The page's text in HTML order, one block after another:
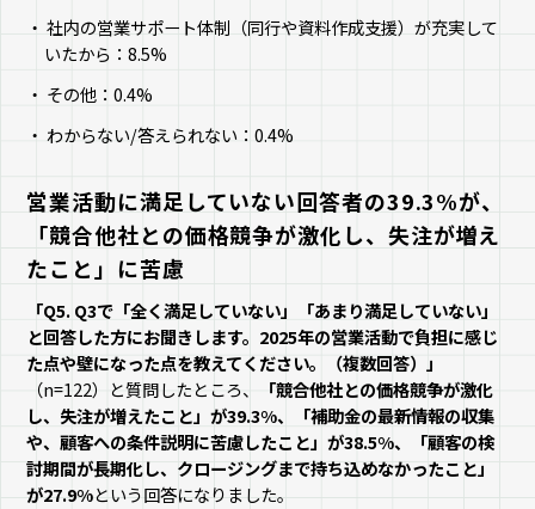
社内の営業サポート体制（同行や資料作成支援）が充実して
いたから：8.5%
その他：0.4%
わからない/答えられない：0.4%
営業活動に満足していない回答者の39.3%が、
「競合他社との価格競争が激化し、失注が増え
たこと」に苦慮
「Q5. Q3で「全く満足していない」「あまり満足していない」
と回答した方にお聞きします。2025年の営業活動で負担に感じ
た点や壁になった点を教えてください。（複数回答）」
（n=122）と質問したところ、
「競合他社との価格競争が激化
し、失注が増えたこと」が39.3%、「補助金の最新情報の収集
や、顧客への条件説明に苦慮したこと」が38.5%、「顧客の検
討期間が長期化し、クロージングまで持ち込めなかったこと」
が27.9%という回答になりました。